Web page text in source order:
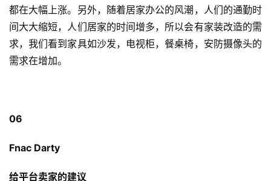
都在大幅上涨。另外，随着居家办公的风潮，人们的通勤时
间大大缩短，人们居家的时间增多，所以会有家装改造的需
求，我们看到家具如沙发，电视柜，餐桌椅，安防摄像头的
需求在增加。
06
Fnac Darty
给平台卖家的建议